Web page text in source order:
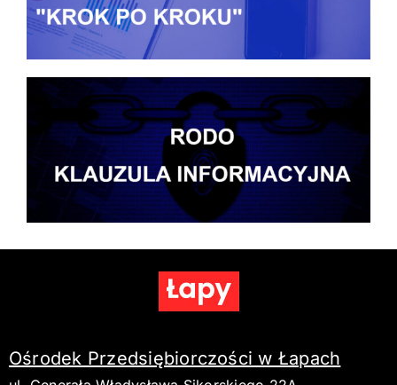
Ośrodek Przedsiębiorczości w Łapach